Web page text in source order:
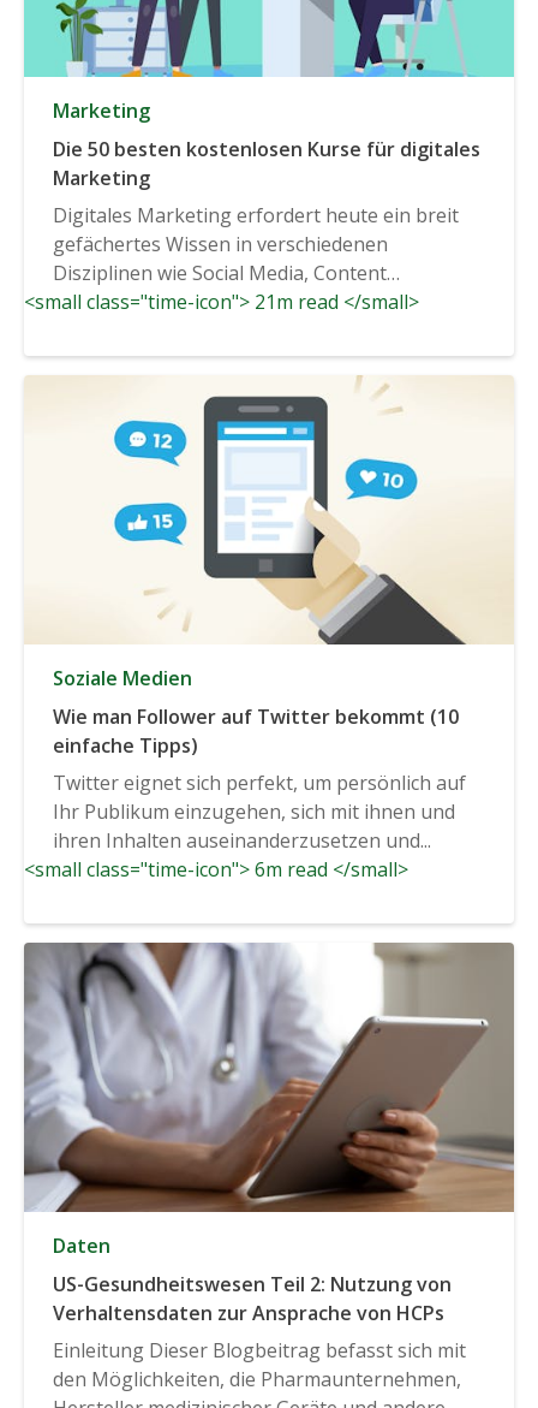
Marketing
Die 50 besten kostenlosen Kurse für digitales
Marketing
Digitales Marketing erfordert heute ein breit
gefächertes Wissen in verschiedenen
Disziplinen wie Social Media, Content
Marketing und...
<small class="time-icon"> 21m read </small>
Soziale Medien
Wie man Follower auf Twitter bekommt (10
einfache Tipps)
Twitter eignet sich perfekt, um persönlich auf
Ihr Publikum einzugehen, sich mit ihnen und
ihren Inhalten auseinanderzusetzen und...
<small class="time-icon"> 6m read </small>
Daten
US-Gesundheitswesen Teil 2: Nutzung von
Verhaltensdaten zur Ansprache von HCPs
Einleitung Dieser Blogbeitrag befasst sich mit
den Möglichkeiten, die Pharmaunternehmen,